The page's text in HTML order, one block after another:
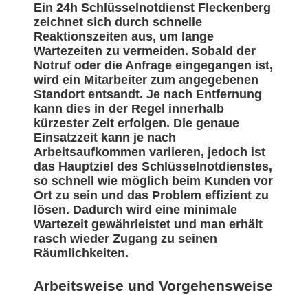
Ein 24h Schlüsselnotdienst Fleckenberg
zeichnet sich durch schnelle
Reaktionszeiten aus, um lange
Wartezeiten zu vermeiden. Sobald der
Notruf oder die Anfrage eingegangen ist,
wird ein Mitarbeiter zum angegebenen
Standort entsandt. Je nach Entfernung
kann dies in der Regel innerhalb
kürzester Zeit erfolgen. Die genaue
Einsatzzeit kann je nach
Arbeitsaufkommen variieren, jedoch ist
das Hauptziel des Schlüsselnotdienstes,
so schnell wie möglich beim Kunden vor
Ort zu sein und das Problem effizient zu
lösen. Dadurch wird eine minimale
Wartezeit gewährleistet und man erhält
rasch wieder Zugang zu seinen
Räumlichkeiten.
Arbeitsweise und Vorgehensweise